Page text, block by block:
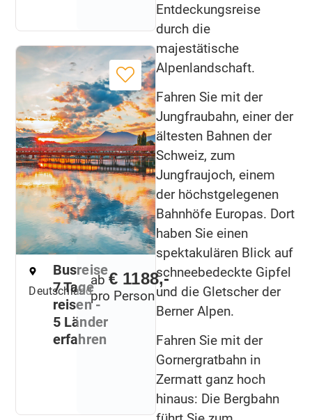
Deutschland
Busreise
7 Tage
reisen -
5 Länder
erfahren
ab€ 1188,-
pro Person
Entdeckungsreise
durch die
majestätische
Alpenlandschaft.
Fahren Sie mit der
Jungfraubahn, einer der
ältesten Bahnen der
Schweiz, zum
Jungfraujoch, einem
der höchstgelegenen
Bahnhöfe Europas. Dort
haben Sie einen
spektakulären Blick auf
schneebedeckte Gipfel
und die Gletscher der
Berner Alpen.
Fahren Sie mit der
Gornergratbahn in
Zermatt ganz hoch
hinaus: Die Bergbahn